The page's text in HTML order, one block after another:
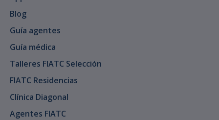
Blog
Guía agentes
Guía médica
Talleres FIATC Selección
FIATC Residencias
Clínica Diagonal
Agentes FIATC